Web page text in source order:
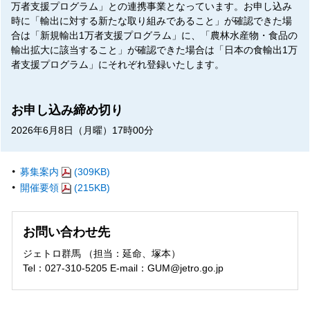
万者支援プログラム」との連携事業となっています。お申し込み
時に「輸出に対する新たな取り組みであること」が確認できた場
合は「新規輸出1万者支援プログラム」に、「農林水産物・食品の
輸出拡大に該当すること」が確認できた場合は「日本の食輸出1万
者支援プログラム」にそれぞれ登録いたします。
お申し込み締め切り
2026年6月8日（月曜）17時00分
募集案内
(309KB)
開催要領
(215KB)
お問い合わせ先
ジェトロ群馬 （担当：延命、塚本）
Tel：027-310-5205 E-mail：GUM@jetro.go.jp